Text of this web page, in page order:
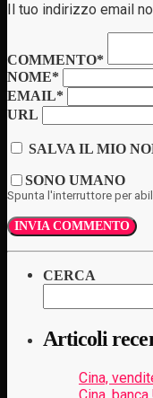
Il tuo indirizzo email
COMMENTO*
NOME*
EMAIL*
URL
SALVA IL MIO
SONO UMANO
Spunta l'interruttore per
CERCA
Articoli
Cina,